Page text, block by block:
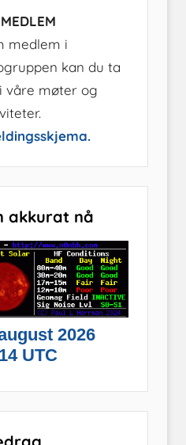
medlem i
kan du ta
våre møter og
akkurat nå